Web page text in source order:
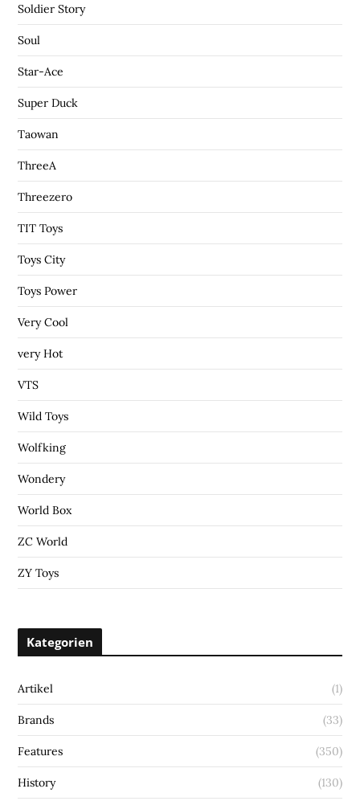
Soldier Story
Soul
Star-Ace
Super Duck
Taowan
ThreeA
Threezero
TIT Toys
Toys City
Toys Power
Very Cool
very Hot
VTS
Wild Toys
Wolfking
Wondery
World Box
ZC World
ZY Toys
Kategorien
Artikel (1)
Brands (33)
Features (350)
History (130)